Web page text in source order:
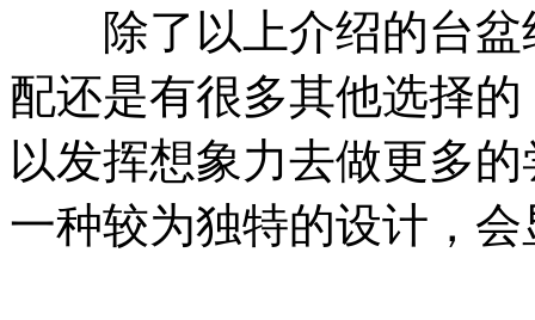
除了以上介绍的台盆
配还是有很多其他选择
以发挥想象力去做更多
一种较为独特的设计，